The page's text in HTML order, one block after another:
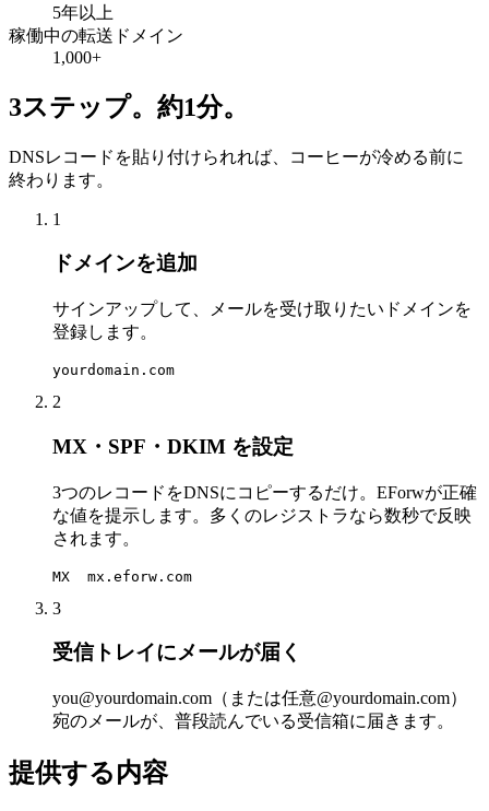
5年以上
稼働中の転送ドメイン
1,000+
3ステップ。約1分。
DNSレコードを貼り付けられれば、コーヒーが冷める前に
終わります。
1
ドメインを追加
サインアップして、メールを受け取りたいドメインを
登録します。
yourdomain.com
2
MX・SPF・DKIM を設定
3つのレコードをDNSにコピーするだけ。EForwが正確
な値を提示します。多くのレジストラなら数秒で反映
されます。
MX  mx.eforw.com
3
受信トレイにメールが届く
you@yourdomain.com（または任意@yourdomain.com）
宛のメールが、普段読んでいる受信箱に届きます。
提供する内容